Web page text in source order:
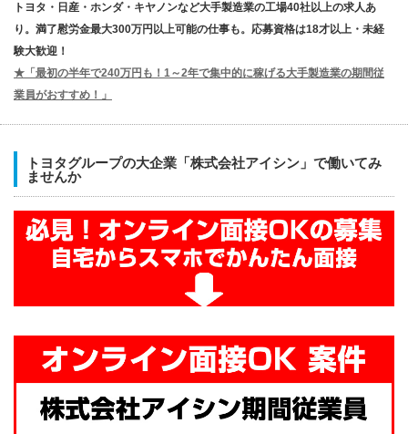
トヨタ・日産・ホンダ・キヤノンなど大手製造業の工場40社以上の求人あ
り。満了慰労金最大300万円以上可能の仕事も。応募資格は18才以上・未経
験大歓迎！
★「最初の半年で240万円も！1～2年で集中的に稼げる大手製造業の期間従
業員がおすすめ！」
トヨタグループの大企業「株式会社アイシン」で働いてみ
ませんか